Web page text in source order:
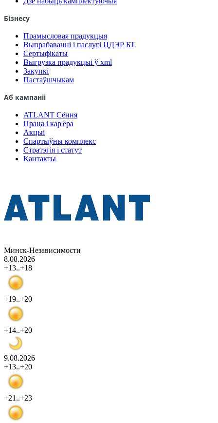
Бізнесу
Прамысловая прадукцыя
Выпрабаванні і паслугі ЦДЭР БТ
Сертыфікаты
Выгрузка прадукцыі ў xml
Закупкі
Пастаўшчыкам
Аб кампаніі
ATLANT Сёння
Праца і кар'ера
Акцыі
Спартыўны комплекс
Стратэгія і статут
Кантакты
Минск-Независимости
8.08.2026
+13..+18
+19..+20
+14..+20
9.08.2026
+13..+20
+21..+23